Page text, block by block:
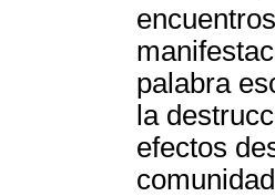
palabra
la
efectos